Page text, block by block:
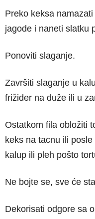
Preko keksa
jagode i naneti slatku
Ponoviti slaganje.
Završiti slaganje u
frižider na duže ili u
Ostatkom fila obložiti
keks na tacnu ili
kalup ili pleh pošto
Ne bojte se, sve će
Dekorisati odgore sa